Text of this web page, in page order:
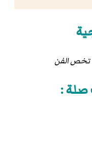
تخص الفن
: